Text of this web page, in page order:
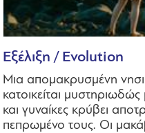
Εξέλιξη / Evolution
Μια απομακρυσμένη
κατοικείται
και γυναίκες κρύβει
πεπρωμένο τους. Οι